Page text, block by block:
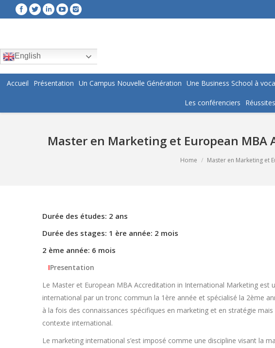
Accueil Présentation Un Campus Nouvelle Génération Une Business School à
Les conférenciers
Master en Marketing et European
Home Master en Marketing et
Durée des études: 2 ans
Durée des stages: 1 ère année: 2 mois
2 ème année: 6 mois
IPresentation
Le Master et European MBA Accreditation in International Marketing
international par un tronc commun la 1ère année et spécialisé la 2ème
à la fois des connaissances spécifiques en marketing et en stratégie
contexte international.
Le marketing international s’est imposé comme une discipline visant la
English